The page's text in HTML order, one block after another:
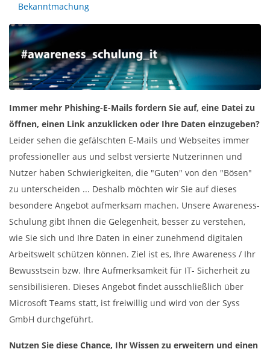
Bekanntmachung
Immer mehr Phishing-E-Mails fordern Sie auf, eine Datei zu
öffnen, einen Link anzuklicken oder Ihre Daten einzugeben?
Leider sehen die gefälschten E-Mails und Webseites immer
professioneller aus und selbst versierte Nutzerinnen und
Nutzer haben Schwierigkeiten, die "Guten" von den "Bösen"
zu unterscheiden ... Deshalb möchten wir Sie auf dieses
besondere Angebot aufmerksam machen. Unsere Awareness-
Schulung gibt Ihnen die Gelegenheit, besser zu verstehen,
wie Sie sich und Ihre Daten in einer zunehmend digitalen
Arbeitswelt schützen können. Ziel ist es, Ihre Awareness / Ihr
Bewusstsein bzw. Ihre Aufmerksamkeit für IT- Sicherheit zu
sensibilisieren. Dieses Angebot findet ausschließlich über
Microsoft Teams statt, ist freiwillig und wird von der Syss
GmbH durchgeführt.
Nutzen Sie diese Chance, Ihr Wissen zu erweitern und einen